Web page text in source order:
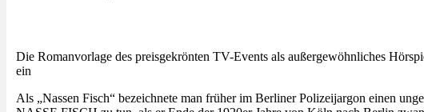
Die Romanvorlage des preisgekrönten TV-Events als außergewöhnliches
ein
Als „Nassen Fisch“ bezeichnete man früher im Berliner Polizeijargon einen